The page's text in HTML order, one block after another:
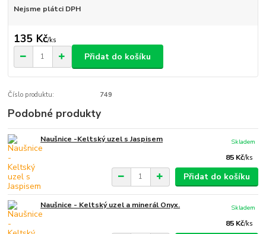
Nejsme plátci DPH
135 Kč/ks
Přidat do košíku
Číslo produktu: 749
Podobné produkty
Naušnice -Keltský uzel s Jaspisem
85 Kč/ks
Skladem
Přidat do košíku
Naušnice - Keltský uzel a minerál Onyx.
85 Kč/ks
Skladem